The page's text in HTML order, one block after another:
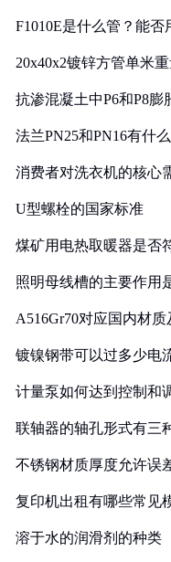
F1010E是什么管？能否
20x40x2镀锌方管单米
抗渗混凝土中P6和P8膨
法兰PN25和PN16有什
消费者对洗衣机的核心
U型螺栓的国家标准
煤矿用电热取暖器是否
照明母线槽的主要作用
A516Gr70对应国内材
镀镍钢带可以过多少电
计量泵如何达到控制和
联轴器的轴孔形式有三
不锈钢材质厚度允许误
复印机出租有哪些常见
溶于水的润滑剂的种类